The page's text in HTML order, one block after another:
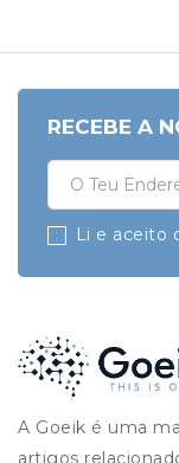
RECEBE A
Li e aceito
A Goeik é uma
artigos